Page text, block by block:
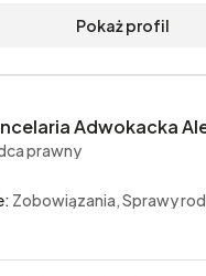
Pokaż profil
prawny
Zobowiązania, Sprawy